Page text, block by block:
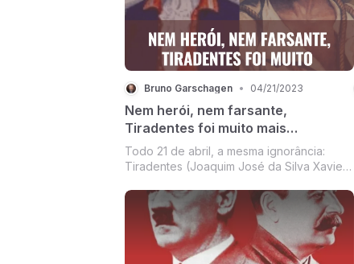
Bruno Garschagen • 04/21/2023
Nem herói, nem farsante,
Tiradentes foi muito mais
interessante
Todo 21 de abril, a mesma ignorância:
Tiradentes (Joaquim José da Silva Xavier)
denunciado como “farsa histórica”.
Quando pesquisamos a história sem olhos
lacradores, a verdade é bem diferente, e
bem ma...